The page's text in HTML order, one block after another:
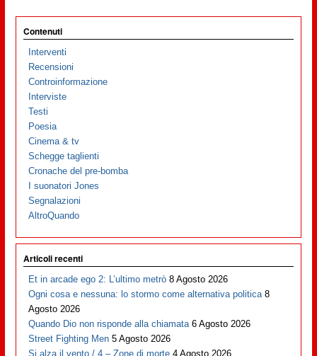
Contenuti
Interventi
Recensioni
Controinformazione
Interviste
Testi
Poesia
Cinema & tv
Schegge taglienti
Cronache del pre-bomba
I suonatori Jones
Segnalazioni
AltroQuando
Articoli recenti
Et in arcade ego 2: L’ultimo metrò 8 Agosto 2026
Ogni cosa e nessuna: lo stormo come alternativa politica 8
Agosto 2026
Quando Dio non risponde alla chiamata 6 Agosto 2026
Street Fighting Men 5 Agosto 2026
Si alza il vento / 4 – Zone di morte 4 Agosto 2026